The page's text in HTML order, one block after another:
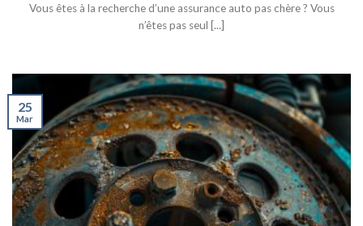
Vous êtes à la recherche d’une assurance auto pas chère ? Vous
n’êtes pas seul [...]
25
Mar